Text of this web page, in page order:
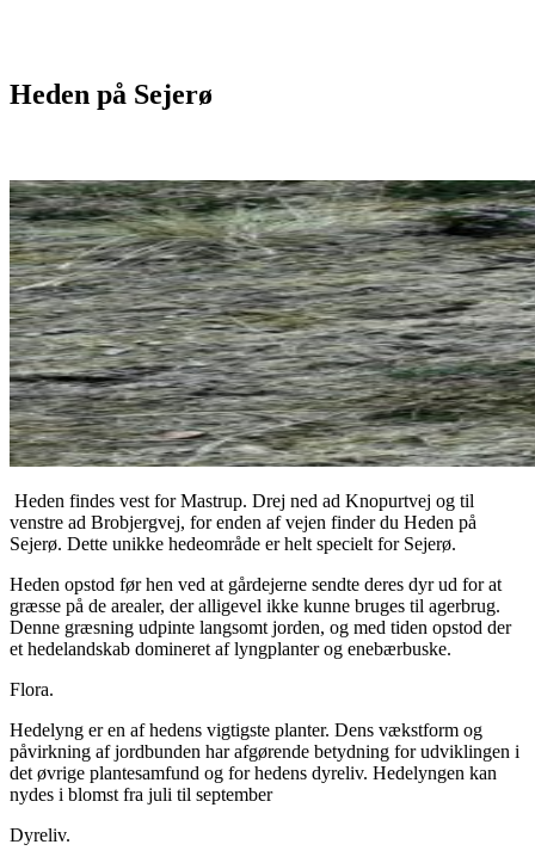
Heden på Sejerø
Heden findes vest for Mastrup. Drej ned ad Knopurtvej og til
venstre ad Brobjergvej, for enden af vejen finder du Heden på
Sejerø. Dette unikke hedeområde er helt specielt for Sejerø.
Heden opstod før hen ved at gårdejerne sendte deres dyr ud for at
græsse på de arealer, der alligevel ikke kunne bruges til agerbrug.
Denne græsning udpinte langsomt jorden, og med tiden opstod der
et hedelandskab domineret af lyngplanter og enebærbuske.
Flora.
Hedelyng er en af hedens vigtigste planter. Dens vækstform og
påvirkning af jordbunden har afgørende betydning for udviklingen i
det øvrige plantesamfund og for hedens dyreliv. Hedelyngen kan
nydes i blomst fra juli til september
Dyreliv.